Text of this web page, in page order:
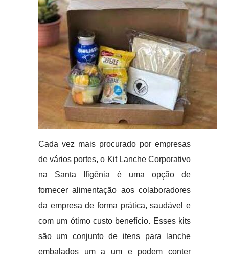
Cada vez mais procurado por empresas
de vários portes, o Kit Lanche Corporativo
na Santa Ifigênia é uma opção de
fornecer alimentação aos colaboradores
da empresa de forma prática, saudável e
com um ótimo custo benefício. Esses kits
são um conjunto de itens para lanche
embalados um a um e podem conter